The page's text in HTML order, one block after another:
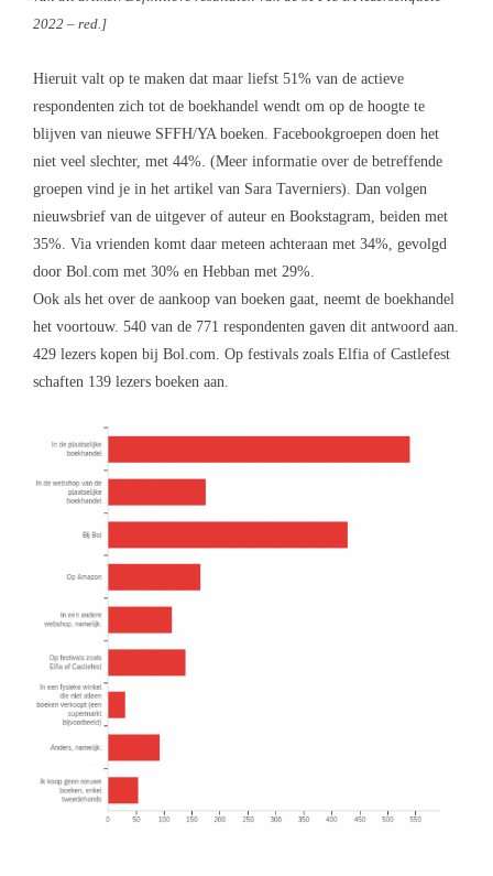
2022 – red.]
Hieruit valt op te maken dat maar liefst 51% van de actieve
respondenten zich tot de boekhandel wendt om op de hoogte te
blijven van nieuwe SFFH/YA boeken. Facebookgroepen doen het
niet veel slechter, met 44%. (Meer informatie over de betreffende
groepen vind je in het artikel van Sara Taverniers). Dan volgen
nieuwsbrief van de uitgever of auteur en Bookstagram, beiden met
35%. Via vrienden komt daar meteen achteraan met 34%, gevolgd
door Bol.com met 30% en Hebban met 29%.
Ook als het over de aankoop van boeken gaat, neemt de boekhandel
het voortouw. 540 van de 771 respondenten gaven dit antwoord aan.
429 lezers kopen bij Bol.com. Op festivals zoals Elfia of Castlefest
schaften 139 lezers boeken aan.